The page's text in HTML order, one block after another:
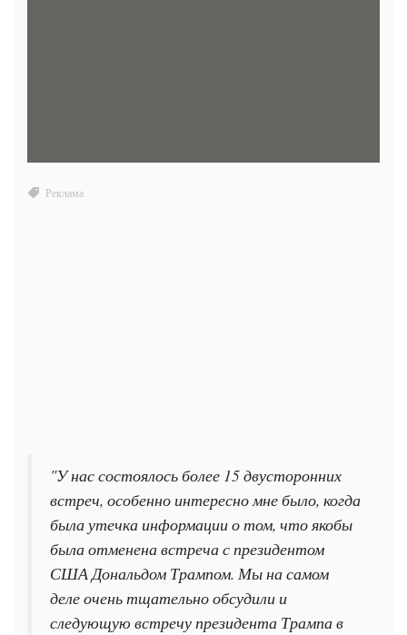
"У нас состоялось более 15 двусторонних
встреч, особенно интересно мне было, когда
была утечка информации о том, что якобы
была отменена встреча с президентом
США Дональдом Трампом. Мы на самом
деле очень тщательно обсудили и
следующую встречу президента Трампа в